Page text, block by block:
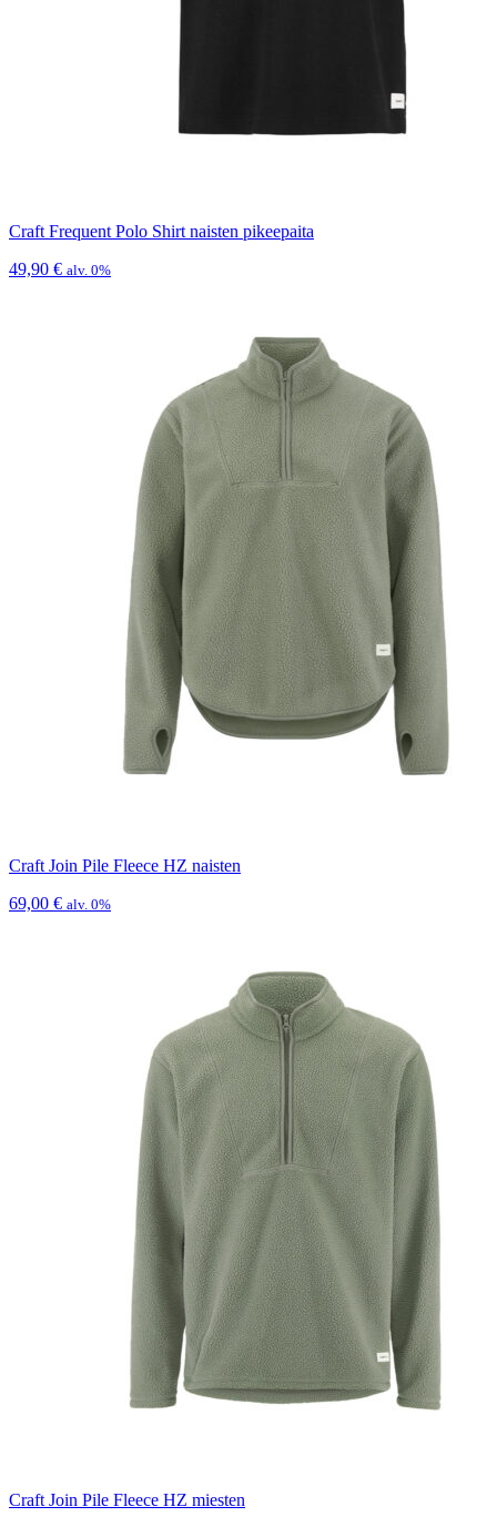
Craft Frequent Polo Shirt naisten pikeepaita
49,90 € alv. 0%
Craft Join Pile Fleece HZ naisten
69,00 € alv. 0%
Craft Join Pile Fleece HZ miesten